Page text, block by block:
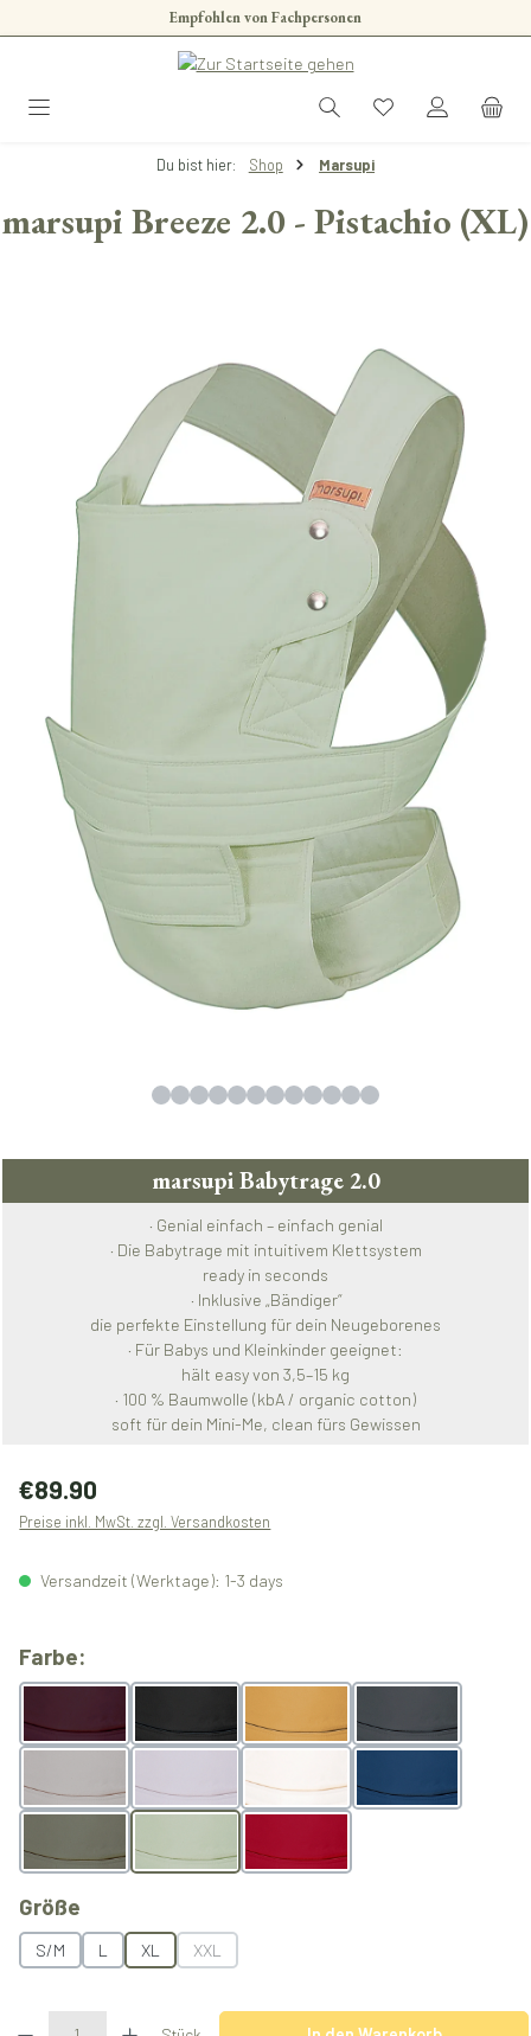
Zum Hauptinhalt springenEmpfohlen von Fachpersonen
Du bist hier: Shop Marsupi
marsupi Breeze 2.0 - Pistachio (XL)
marsupi Babytrage 2.0
· Genial einfach – einfach genial
· Die Babytrage mit intuitivem Klettsystem
ready in seconds
· Inklusive „Bändiger“
die perfekte Einstellung für dein Neugeborenes
· Für Babys und Kleinkinder geeignet:
hält easy von 3,5–15 kg
· 100 % Baumwolle (kbA / organic cotton)
soft für dein Mini-Me, clean fürs Gewissen
Regulärer Preis:
€89.90
Preise inkl. MwSt. zzgl. Versandkosten
Versandzeit (Werktage): 1-3 days
Farbe:
Berry Black Butterscotch Grey
Light Grey Natur Ocean
Olive Pistachio Rubyred
Größe
S/M L XL XXL
(Diese Option ist zurzeit nicht verfügbar.)
Produkt Anzahl: Gib den gewünschten Wert ein oder benutze die